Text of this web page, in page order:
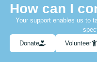
How can I
Your support enables us to
Donate
Volunteer